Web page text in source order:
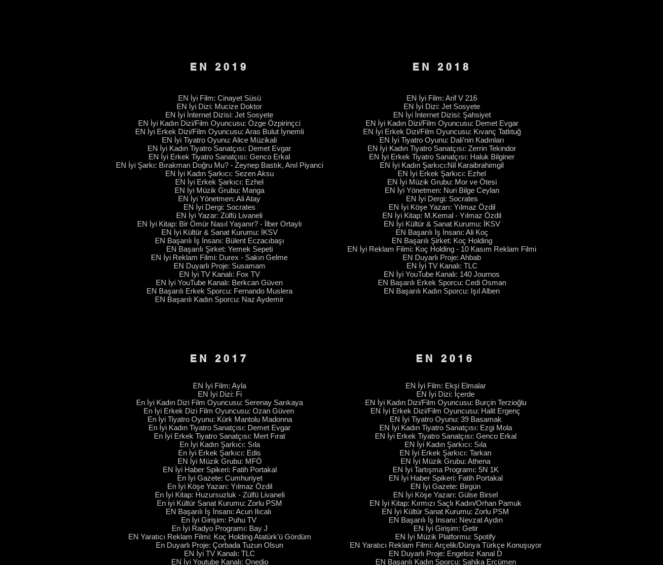
EN 2019 EN 2018
EN İyi Film: Arif V 216
EN İyi Dizi: Jet Sosyete
EN İyi İnternet Dizisi: Şahsiyet
EN İyi Kadın Dizi/Film Oyuncusu: Demet Evgar
EN İyi Erkek Dizi/Film Oyuncusu: Kıvanç Tatlıtuğ
EN İyi Tiyatro Oyunu: Dali’nin Kadınları
EN İyi Kadın Tiyatro Sanatçısı: Zerrin Tekindor
EN İyi Erkek Tiyatro Sanatçısı: Haluk Bilginer
EN İyi Kadın Şarkıcı:Nil Karaibrahimgil
EN İyi Erkek Şarkıcı: Ezhel
EN İyi Müzik Grubu: Mor ve Ötesi
EN İyi Yönetmen: Nuri Bilge Ceylan
EN İyi Dergi: Socrates
EN İyi Köşe Yazarı: Yılmaz Özdil
EN İyi Kitap: M.Kemal - Yılmaz Özdil
EN İyi Kültür & Sanat Kurumu: İKSV
EN Başarılı İş İnsanı: Ali Koç
EN Başarılı Şirket: Koç Holding
EN İyi Reklam Filmi: Koç Holding - 10 Kasım Reklam Filmi
EN Duyarlı Proje: Ahbab
EN İyi TV Kanalı: TLC
EN İyi YouTube Kanalı: 140 Journos
EN Başarılı Erkek Sporcu: Cedi Osman
EN Başarılı Kadın Sporcu: Işıl Alben
EN İyi Film: Cinayet Süsü
EN İyi Dizi: Mucize Doktor
EN İyi İnternet Dizisi: Jet Sosyete
EN İyi Kadın Dizi/Film Oyuncusu: Özge Özpirinçci
EN İyi Erkek Dizi/Film Oyuncusu: Aras Bulut İynemli
EN İyi Tiyatro Oyunu: Alice Müzikali
EN İyi Kadın Tiyatro Sanatçısı: Demet Evgar
EN İyi Erkek Tiyatro Sanatçısı: Genco Erkal
EN İyi Şarkı: Bırakman Doğru Mu? - Zeynep Bastık, Anıl Piyanci
EN İyi Kadın Şarkıcı: Sezen Aksu
EN İyi Erkek Şarkıcı: Ezhel
EN İyi Müzik Grubu: Manga
EN İyi Yönetmen: Ali Atay
EN İyi Dergi: Socrates
EN İyi Yazar: Zülfü Livaneli
EN İyi Kitap: Bir Ömür Nasıl Yaşanır? - İlber Ortaylı
EN İyi Kültür & Sanat Kurumu: İKSV
EN Başarılı İş İnsanı: Bülent Eczacıbaşı
EN Başarılı Şirket: Yemek Sepeti
EN İyi Reklam Filmi: Durex - Sakın Gelme
EN Duyarlı Proje: Susamam
EN İyi TV Kanalı: Fox TV
EN İyi YouTube Kanalı: Berkcan Güven
EN Başarılı Erkek Sporcu: Fernando Muslera
EN Başarılı Kadın Sporcu: Naz Aydemir
EN 2017
EN İyi Film: Ayla
EN İyi Dizi: Fi
En İyi Kadın Dizi Film Oyuncusu: Serenay Sarıkaya
En İyi Erkek Dizi Film Oyuncusu: Ozan Güven
En İyi Tiyatro Oyunu: Kürk Mantolu Madonna
En İyi Kadın Tiyatro Sanatçısı: Demet Evgar
En İyi Erkek Tiyatro Sanatçısı: Mert Fırat
En İyi Kadın Şarkıcı: Sıla
En İyi Erkek Şarkıcı: Edis
EN İyi Müzik Grubu: MFÖ
EN İyi Haber Spikeri: Fatih Portakal
En İyi Gazete: Cumhuriyet
En İyi Köşe Yazarı: Yılmaz Özdil
En İyi Kitap: Huzursuzluk - Zülfü Livaneli
En iyi Kültür Sanat Kurumu: Zorlu PSM
EN Başarılı İş İnsanı: Acun Ilıcalı
En İyi Girişim: Puhu TV
En İyi Radyo Programı: Bay J
EN Yaratıcı Reklam Filmi: Koç Holding Atatürk'ü Gördüm
En Duyarlı Proje: Çorbada Tuzun Olsun
EN İyi TV Kanalı: TLC
EN İyi Youtube Kanalı: Onedio
EN 2016
EN İyi Film: Ekşi Elmalar
EN İyi Dizi: İçerde
EN İyi Kadın Dizi/Film Oyuncusu: Burçin Terzioğlu
EN İyi Erkek Dizi/Film Oyuncusu: Halit Ergenç
EN İyi Tiyatro Oyunu: 39 Basamak
EN İyi Kadın Tiyatro Sanatçısı: Ezgi Mola
EN İyi Erkek Tiyatro Sanatçısı: Genco Erkal
EN İyi Kadın Şarkıcı: Sıla
EN İyi Erkek Şarkıcı: Tarkan
EN İyi Müzik Grubu: Athena
EN İyi Tartışma Programı: 5N 1K
EN İyi Haber Spikeri: Fatih Portakal
EN İyi Gazete: Birgün
EN İyi Köşe Yazarı: Gülse Birsel
EN İyi Kitap: Kırmızı Saçlı Kadın/Orhan Pamuk
EN İyi Kültür Sanat Kurumu: Zorlu PSM
EN Başarılı İş İnsanı: Nevzat Aydın
EN İyi Girişim: Getir
EN İyi Müzik Platformu: Spotify
EN Yaratıcı Reklam Filmi: Arçelik/Dünya Türkçe Konuşuyor
EN Duyarlı Proje: Engelsiz Kanal D
EN Başarılı Kadın Sporcu: Şahika Ercümen